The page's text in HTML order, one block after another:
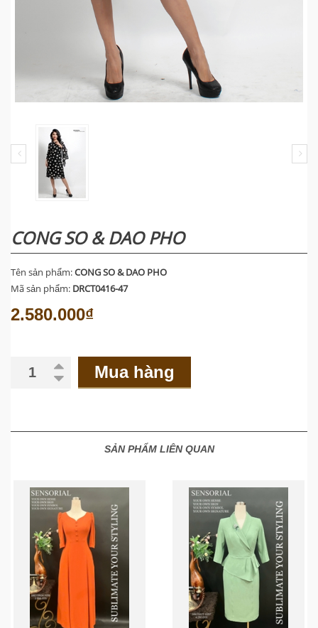
CONG SO & DAO PHO
Tên sản phẩm:CONG SO & DAO PHO
Mã sản phẩm: DRCT0416-47
2.580.000₫
Mua hàng
SẢN PHẨM LIÊN QUAN